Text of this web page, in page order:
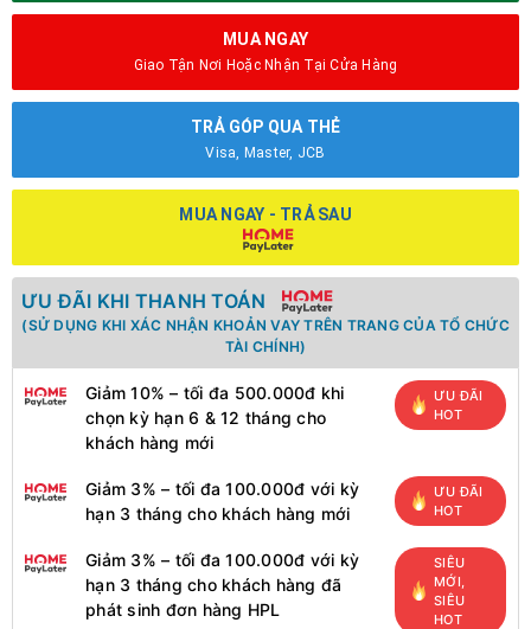
MUA NGAY
Giao Tận Nơi Hoặc Nhận Tại Cửa Hàng
TRẢ GÓP QUA THẺ
Visa, Master, JCB
MUA NGAY - TRẢ SAU
ƯU ĐÃI KHI THANH TOÁN
(SỬ DỤNG KHI XÁC NHẬN KHOẢN VAY TRÊN TRANG CỦA TỔ CHỨC
TÀI CHÍNH)
Giảm 10% – tối đa 500.000đ khi
chọn kỳ hạn 6 & 12 tháng cho
khách hàng mới
ƯU ĐÃI
HOT
Giảm 3% – tối đa 100.000đ với kỳ
hạn 3 tháng cho khách hàng mới
ƯU ĐÃI
HOT
Giảm 3% – tối đa 100.000đ với kỳ
hạn 3 tháng cho khách hàng đã
phát sinh đơn hàng HPL
SIÊU
MỚI,
SIÊU
HOT